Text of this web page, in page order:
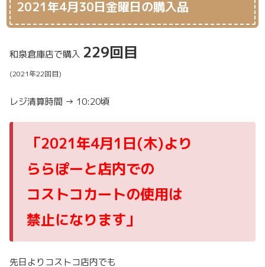
2021年4月30日金曜日の購入品
和泉倉庫店で購入 229回目
(2021年22回目)
レジ清算時間 → 10:20頃
「2021年4月1日(木)より
ららぽーと店内での
コストコカートの使用は
禁止になります」
先日よりコストコ店内でも